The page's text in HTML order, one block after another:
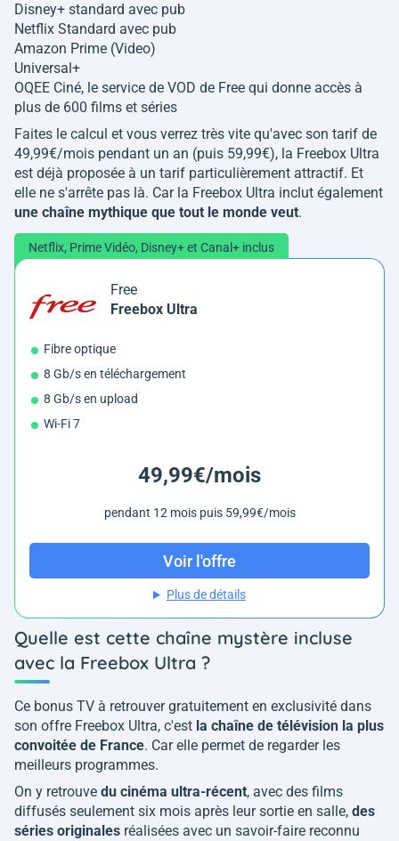
Disney+ standard avec pub
Netflix Standard avec pub
Amazon Prime (Video)
Universal+
OQEE Ciné, le service de VOD de Free qui donne accès à
plus de 600 films et séries
Faites le calcul et vous verrez très vite qu'avec son tarif de
49,99€/mois pendant un an (puis 59,99€), la Freebox Ultra
est déjà proposée à un tarif particulièrement attractif. Et
elle ne s'arrête pas là. Car la Freebox Ultra inclut également
une chaîne mythique que tout le monde veut.
Netflix, Prime Vidéo, Disney+ et Canal+ inclus
Free
Freebox Ultra
Fibre optique
8 Gb/s en téléchargement
8 Gb/s en upload
Wi-Fi 7
49,99€/mois
pendant 12 mois puis 59,99€/mois
Voir l'offre
Plus de détails
Quelle est cette chaîne mystère incluse
avec la Freebox Ultra ?
Ce bonus TV à retrouver gratuitement en exclusivité dans
son offre Freebox Ultra, c'est la chaîne de télévision la plus
convoitée de France. Car elle permet de regarder les
meilleurs programmes.
On y retrouve du cinéma ultra-récent, avec des films
diffusés seulement six mois après leur sortie en salle, des
séries originales réalisées avec un savoir-faire reconnu